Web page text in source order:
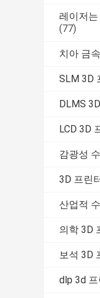
레이저
(77)
치아 금
SLM 3D
DLMS
LCD 3D
감광성 수
3D 프린
산업적
의학 3D
보석 3D
dlp 3d 프